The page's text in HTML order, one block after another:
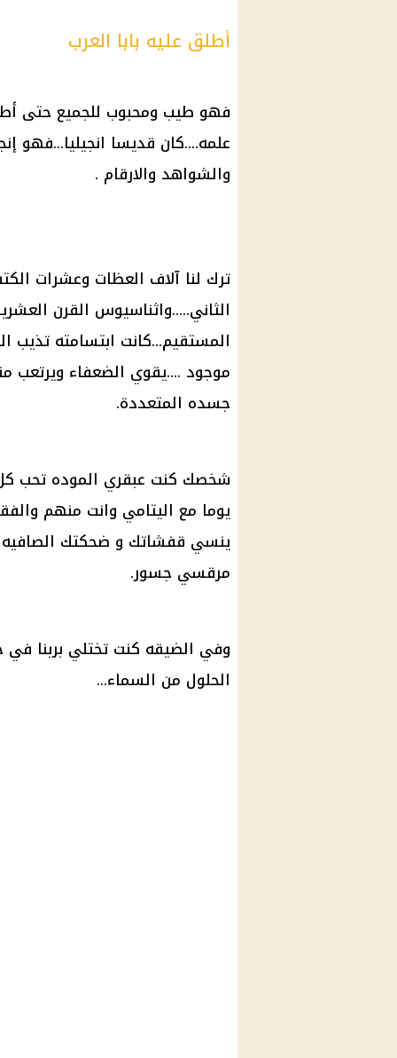
أطلق عليه بابا العرب
فهو طيب ومحبوب للجميع حتى
علمه....كان قديسا انجيليا...فهو
والشواهد والارقام .
ترك لنا آلاف العظات وعشرات
الثاني.....واثناسيوس القرن
المستقيم...كانت ابتسامته تذيب
موجود ....يقوي الضعفاء ويرتعب
جسده المتعددة.
شخصك كنت عبقري الموده تحب
يوما مع اليتامي وانت منهم
ينسي قفشاتك و ضحكتك الصافيه
مرقسي جسور.
وفي الضيقه كنت تختلي بربنا
الحلول من السماء...